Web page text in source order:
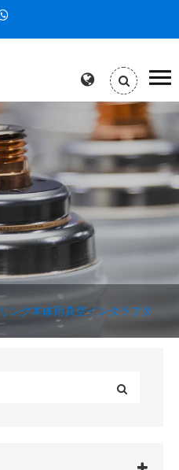
リング本体用真空インタラプタ